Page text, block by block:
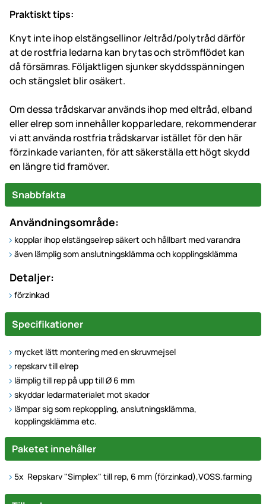
Praktiskt tips:
Knyt inte ihop elstängsellinor /eltråd/polytråd därför
at de rostfria ledarna kan brytas och strömflödet kan
då försämras. Följaktligen sjunker skyddsspänningen
och stängslet blir osäkert.
Om dessa trådskarvar används ihop med eltråd, elband
eller elrep som innehåller kopparledare, rekommenderar
vi att använda rostfria trådskarvar istället för den här
förzinkade varianten, för att säkerställa ett högt skydd
en längre tid framöver.
Snabbfakta
Användningsområde:
kopplar ihop elstängselrep säkert och hållbart med varandra
även lämplig som anslutningsklämma och kopplingsklämma
Detaljer:
förzinkad
Specifikationer
mycket lätt montering med en skruvmejsel
repskarv till elrep
lämplig till rep på upp till Ø 6 mm
skyddar ledarmaterialet mot skador
lämpar sig som repkoppling, anslutningsklämma,
kopplingsklämma etc.
Paketet innehåller
5x Repskarv "Simplex" till rep, 6 mm (förzinkad),VOSS.farming